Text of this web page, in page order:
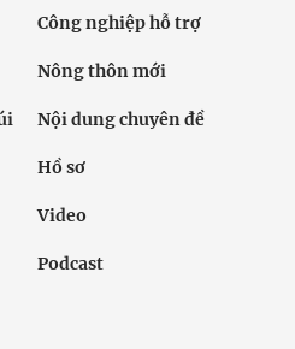
Công nghiệp hỗ trợ
Nông thôn mới
Nội dung chuyên đề
Hồ sơ
Video
Podcast